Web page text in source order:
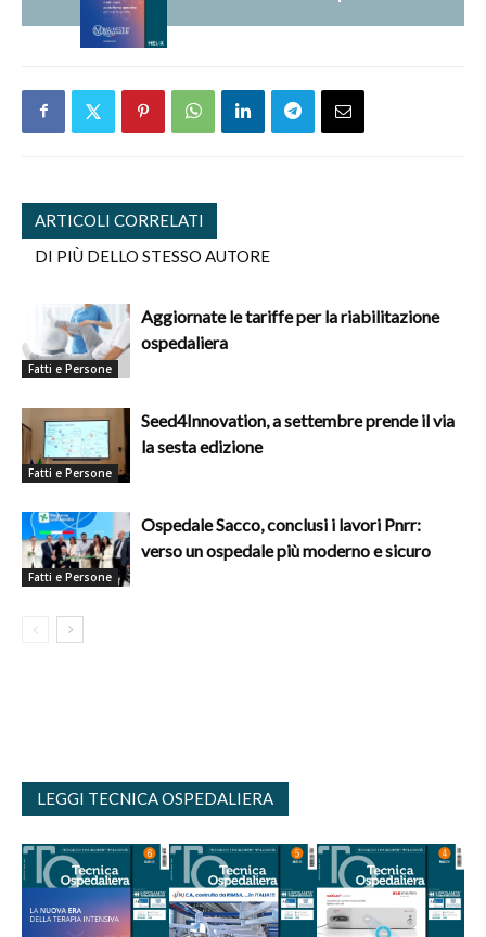
ARTICOLI CORRELATI
DI PIÙ DELLO STESSO AUTORE
Fatti e Persone
Aggiornate le tariffe per la riabilitazione
ospedaliera
Fatti e Persone
Seed4Innovation, a settembre prende il via
la sesta edizione
Fatti e Persone
Ospedale Sacco, conclusi i lavori Pnrr:
verso un ospedale più moderno e sicuro
LEGGI TECNICA OSPEDALIERA